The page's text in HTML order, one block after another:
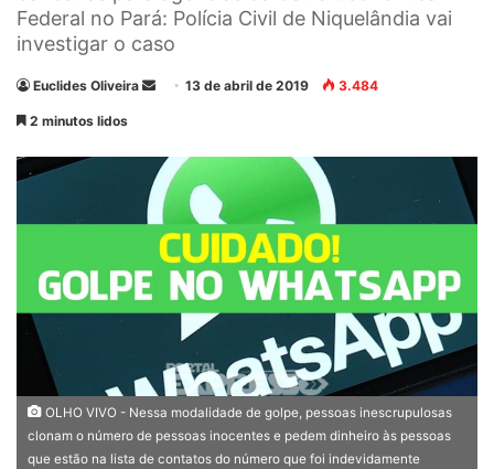
Federal no Pará: Polícia Civil de Niquelândia vai
investigar o caso
Euclides Oliveira
d
m
13 de abril de 2019 3.484
2 minutos lidos
OLHO VIVO - Nessa modalidade de golpe, pessoas inescrupulosas
clonam o número de pessoas inocentes e pedem dinheiro às pessoas
que estão na lista de contatos do número que foi indevidamente